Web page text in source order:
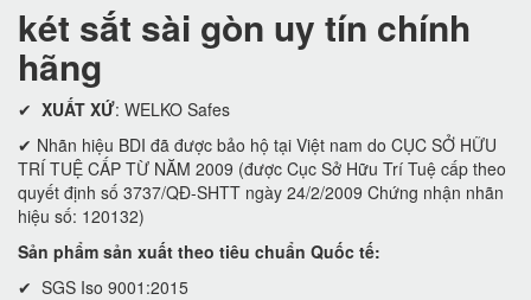
két sắt sài gòn uy tín chính
hãng
✔ XUẤT XỨ: WELKO Safes
✔ Nhãn hiệu BDI đã được bảo hộ tại Việt nam do CỤC SỞ HỮU
TRÍ TUỆ CẤP TỪ NĂM 2009 (được Cục Sở Hữu Trí Tuệ cấp theo
quyết định số 3737/QĐ-SHTT ngày 24/2/2009 Chứng nhận nhãn
hiệu số: 120132)
Sản phẩm sản xuất theo tiêu chuẩn Quốc tế:
✔ SGS Iso 9001:2015